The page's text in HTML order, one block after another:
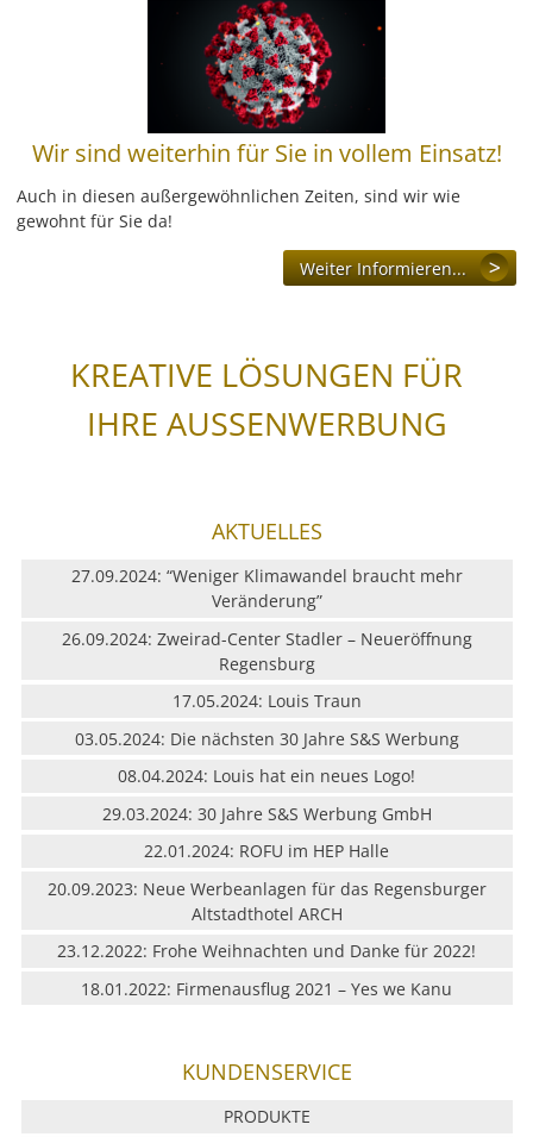
Digitaldruck & Großformat
Fahrzeugbeschriftungen
Vergoldungen
KONTAKT
Wir sind weiterhin für Sie in vollem Einsatz!
Auch in diesen außergewöhnlichen Zeiten, sind wir wie
gewohnt für Sie da!
Weiter Informieren...
KREATIVE LÖSUNGEN FÜR
IHRE AUSSENWERBUNG
AKTUELLES
27.09.2024: “Weniger Klimawandel braucht mehr
Veränderung”
26.09.2024: Zweirad-Center Stadler – Neueröffnung
Regensburg
17.05.2024: Louis Traun
03.05.2024: Die nächsten 30 Jahre S&S Werbung
08.04.2024: Louis hat ein neues Logo!
29.03.2024: 30 Jahre S&S Werbung GmbH
22.01.2024: ROFU im HEP Halle
20.09.2023: Neue Werbeanlagen für das Regensburger
Altstadthotel ARCH
23.12.2022: Frohe Weihnachten und Danke für 2022!
18.01.2022: Firmenausflug 2021 – Yes we Kanu
KUNDENSERVICE
PRODUKTE